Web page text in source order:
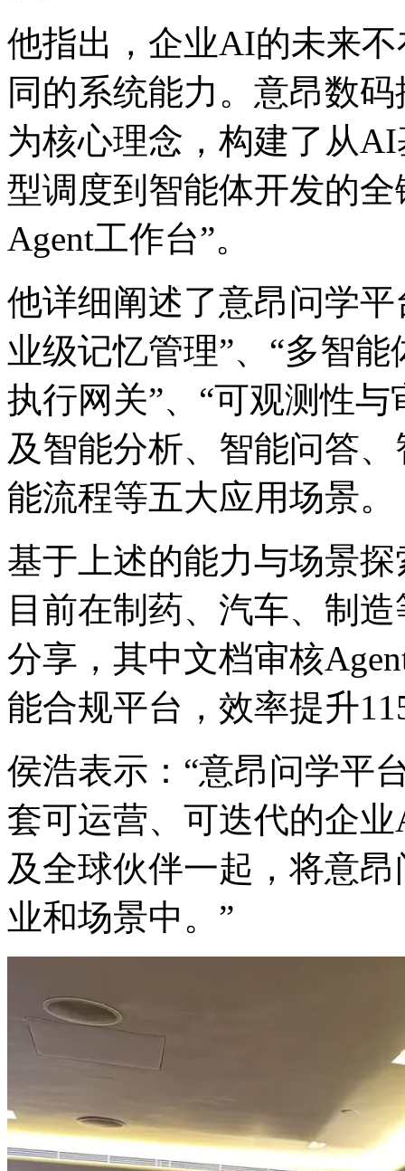
他指出，企业AI的未来
同的系统能力。意昂数
为核心理念，构建了从AI
型调度到智能体开发的全
Agent工作台”。
他详细阐述了意昂问学平
业级记忆管理”、“多智
执行网关”、“可观测
及智能分析、智能问答
能流程等五大应用场景。
基于上述的能力与场景探
目前在制药、汽车
分享，其中文档审核
能合规平台，效率提升
侯浩表示：“意昂问学平
套可运营、可迭代的
及全球伙伴一起，将
业和场景中。”